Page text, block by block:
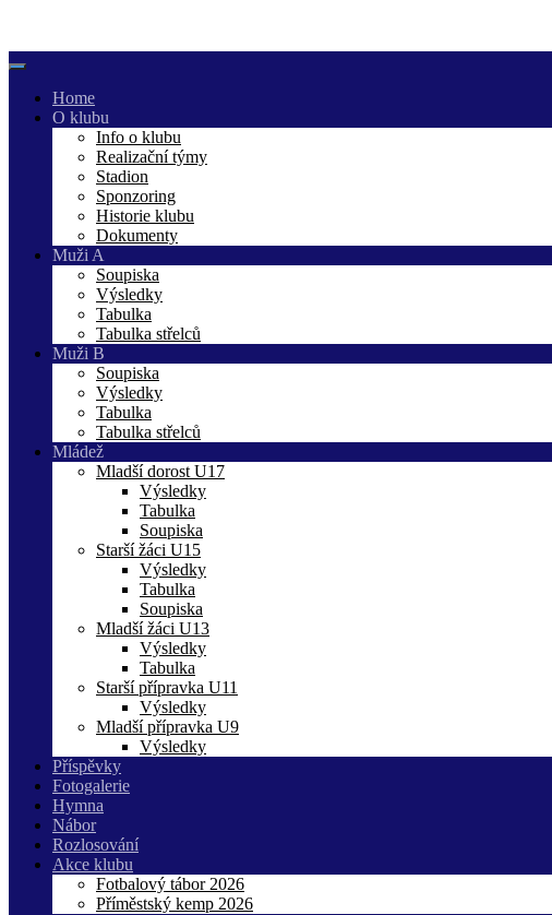
content
Home
O klubu
Info o klubu
Realizační týmy
Stadion
Sponzoring
Historie klubu
Dokumenty
Muži A
Soupiska
Výsledky
Tabulka
Tabulka střelců
Muži B
Soupiska
Výsledky
Tabulka
Tabulka střelců
Mládež
Mladší dorost U17
Výsledky
Tabulka
Soupiska
Starší žáci U15
Výsledky
Tabulka
Soupiska
Mladší žáci U13
Výsledky
Tabulka
Starší přípravka U11
Výsledky
Mladší přípravka U9
Výsledky
Příspěvky
Fotogalerie
Hymna
Nábor
Rozlosování
Akce klubu
Fotbalový tábor 2026
Příměstský kemp 2026